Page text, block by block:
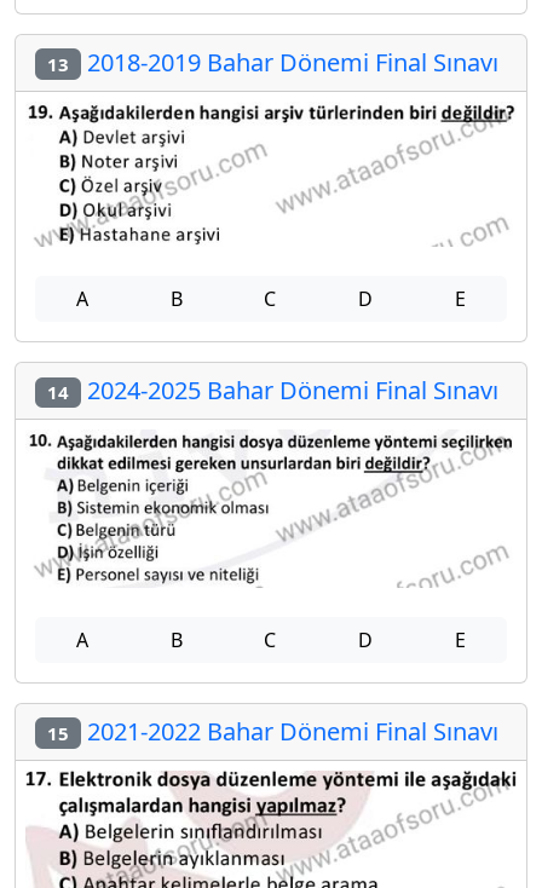
13 2018-2019 Bahar Dönemi Final Sınavı
A B C D E
14 2024-2025 Bahar Dönemi Final Sınavı
A B C D E
15 2021-2022 Bahar Dönemi Final Sınavı